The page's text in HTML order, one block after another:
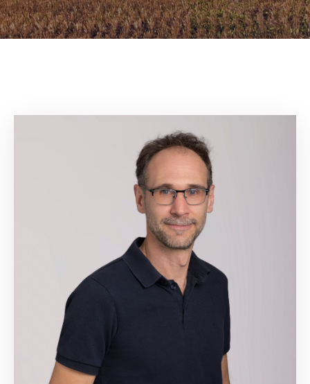
NOUVELLES